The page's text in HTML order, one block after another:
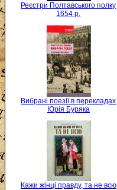
Реєстри Полтавського полку
1654 р.
Вибрані поезії в перекладах
Юрія Буряка
Кажи жінці правду, та не всю